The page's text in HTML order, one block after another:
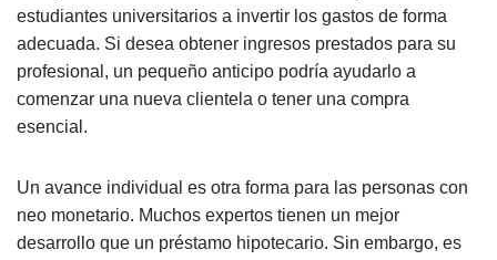
estudiantes universitarios a invertir los gastos de forma
adecuada. Si desea obtener ingresos prestados para su
profesional, un pequeño anticipo podría ayudarlo a
comenzar una nueva clientela o tener una compra
esencial.
Un avance individual es otra forma para las personas con
neo monetario. Muchos expertos tienen un mejor
desarrollo que un préstamo hipotecario. Sin embargo, es